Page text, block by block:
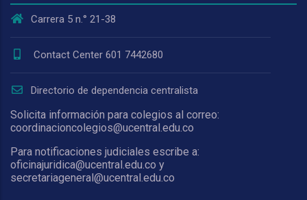
Carrera 5 n.° 21-38
Contact Center 601 7442680
Directorio de dependencia centralista
Solicita información para colegios al correo:
coordinacioncolegios@ucentral.edu.co
Para notificaciones judiciales escribe a:
oficinajuridica@ucentral.edu.co y
secretariageneral@ucentral.edu.co